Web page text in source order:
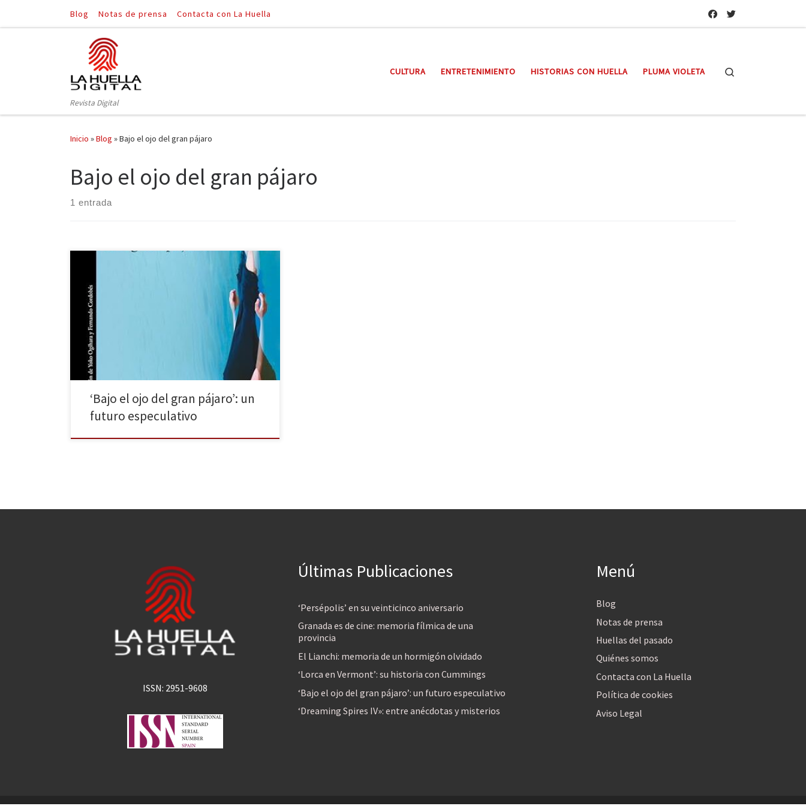
Saltar al contenido
Blog Notas de prensa Contacta con La Huella
Revista Digital
CULTURA ENTRETENIMIENTO HISTORIAS CON HUELLA PLUMA VIOLETA
Inicio »Blog »Bajo el ojo del gran pájaro
Bajo el ojo del gran pájaro
1 entrada
Bajo el ojo del gran pájaro es la novela de Hiromi
Kawakami, publicada por Alfaguara. Ante el contexto
sociopolítico actual, se suele afirmar, de manera
popular, que vivimos en una distopía, lo que ocurre es
de ciencia ficción o la realidad supera la ficción. Sin
embargo, la Literatura usa para […]
‘Bajo el ojo del gran pájaro’: un
futuro especulativo
ISSN: 2951-9608
Últimas Publicaciones
‘Persépolis’ en su veinticinco aniversario
Granada es de cine: memoria fílmica de una
provincia
El Lianchi: memoria de un hormigón olvidado
‘Lorca en Vermont’: su historia con Cummings
‘Bajo el ojo del gran pájaro’: un futuro especulativo
‘Dreaming Spires IV»: entre anécdotas y misterios
Menú
Blog
Notas de prensa
Huellas del pasado
Quiénes somos
Contacta con La Huella
Política de cookies
Aviso Legal